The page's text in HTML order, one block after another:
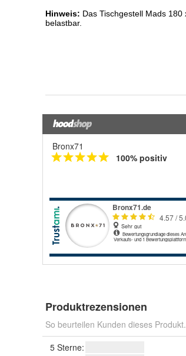
Bronx71
100% positiv
Produktrezensionen
So beurteilen Kunden dieses Produkt.
5 Sterne: